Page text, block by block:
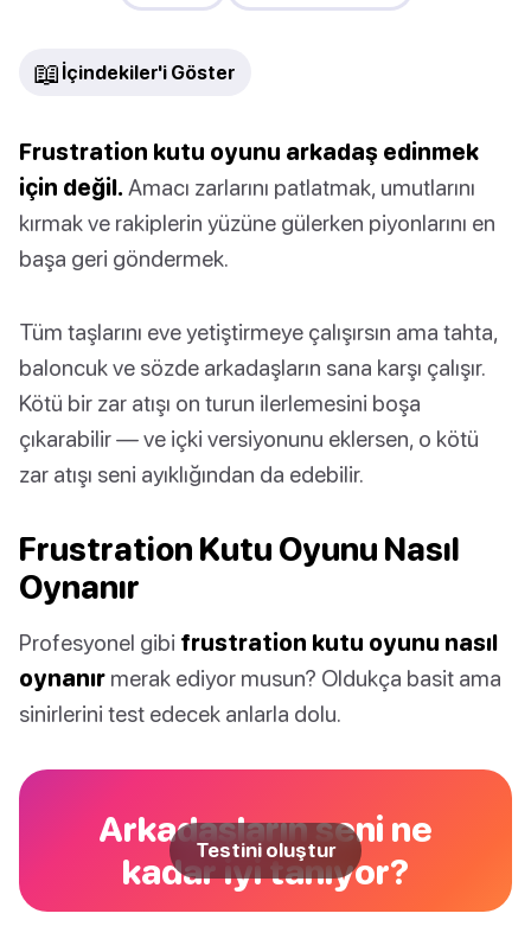
📖 İçindekiler'i Göster
Frustration kutu oyunu arkadaş edinmek
için değil. Amacı zarlarını patlatmak, umutlarını
kırmak ve rakiplerin yüzüne gülerken piyonlarını en
başa geri göndermek.
Tüm taşlarını eve yetiştirmeye çalışırsın ama tahta,
baloncuk ve sözde arkadaşların sana karşı çalışır.
Kötü bir zar atışı on turun ilerlemesini boşa
çıkarabilir — ve içki versiyonunu eklersen, o kötü
zar atışı seni ayıklığından da edebilir.
Frustration Kutu Oyunu Nasıl
Oynanır
Profesyonel gibi frustration kutu oyunu nasıl
oynanır merak ediyor musun? Oldukça basit ama
sinirlerini test edecek anlarla dolu.
Arkadaşların seni ne
kadar iyi tanıyor?
Testini oluştur